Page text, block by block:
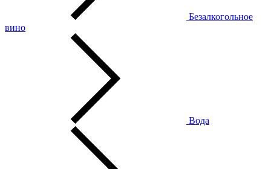
Безалкогольное
вино
Вода